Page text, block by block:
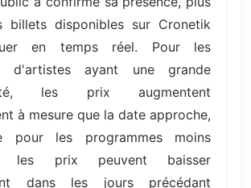
billets disponibles sur Cronetik
en temps réel. Pour les
d'artistes ayant une grande
les prix augmentent
à mesure que la date approche,
pour les programmes moins
les prix peuvent baisser
dans les jours précédant